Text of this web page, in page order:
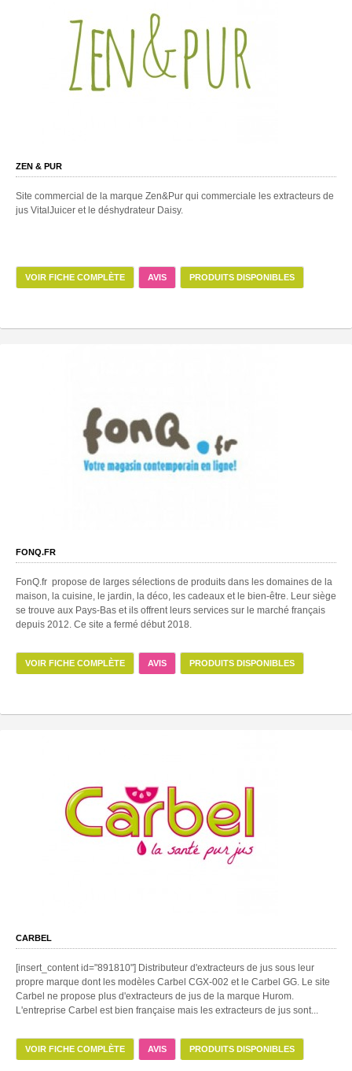
ZEN & PUR
Site commercial de la marque Zen&Pur qui commerciale les extracteurs de
jus VitalJuicer et le déshydrateur Daisy.
VOIR FICHE COMPLÈTE AVIS PRODUITS DISPONIBLES
FONQ.FR
FonQ.fr propose de larges sélections de produits dans les domaines de la
maison, la cuisine, le jardin, la déco, les cadeaux et le bien-être. Leur siège
se trouve aux Pays-Bas et ils offrent leurs services sur le marché français
depuis 2012. Ce site a fermé début 2018.
VOIR FICHE COMPLÈTE AVIS PRODUITS DISPONIBLES
CARBEL
[insert_content id="891810"] Distributeur d'extracteurs de jus sous leur
propre marque dont les modèles Carbel CGX-002 et le Carbel GG. Le site
Carbel ne propose plus d'extracteurs de jus de la marque Hurom.
L'entreprise Carbel est bien française mais les extracteurs de jus sont...
VOIR FICHE COMPLÈTE AVIS PRODUITS DISPONIBLES